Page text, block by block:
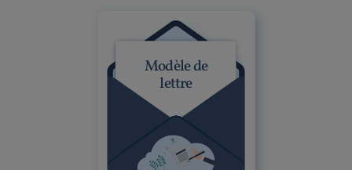
Modèle de
lettre